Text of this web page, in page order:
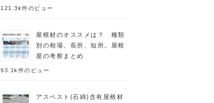
121.3k件のビュー
屋根材のオススメは？ 種類
別の相場、長所、短所。屋根
屋の考察まとめ
93.1k件のビュー
アスベスト(石綿)含有屋根材